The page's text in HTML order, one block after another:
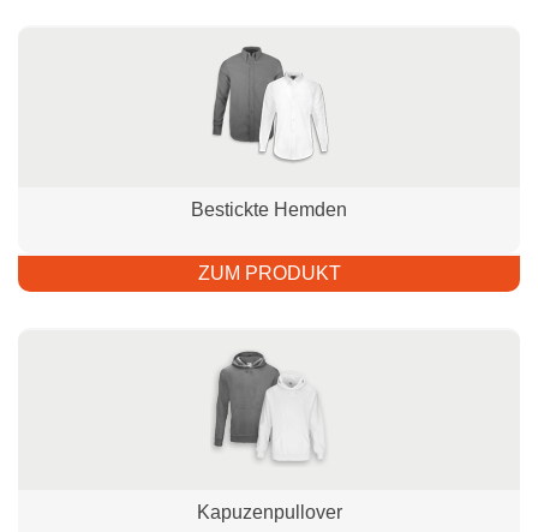
Bestickte Hemden
ZUM PRODUKT
Kapuzenpullover